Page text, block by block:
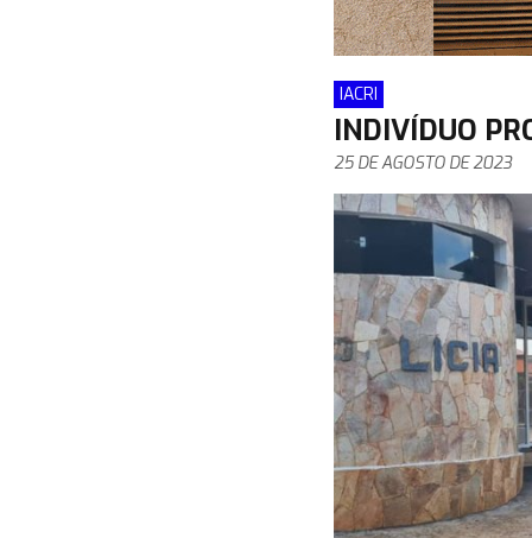
IACRI
INDIVÍDUO
25 DE AGOSTO DE 2023